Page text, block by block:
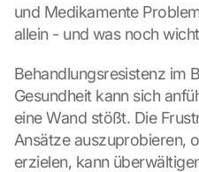
und Medikamente
allein - und was noch
Behandlungsresistenz im
Gesundheit kann sich
eine Wand stößt. Die
Ansätze auszuprobieren,
erzielen, kann